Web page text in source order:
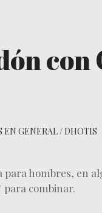
con
EN GENERAL/DHOTIS
hombres, en
para combinar.